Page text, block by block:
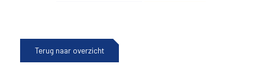
Terug naar overzicht